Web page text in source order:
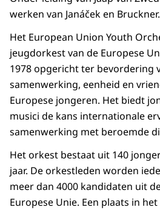
werken van Janáček en Bruckner.
Het European Union Youth
jeugdorkest van de Europese
1978 opgericht ter bevordering
samenwerking, eenheid en
Europese jongeren. Het biedt
musici de kans internationale
samenwerking met beroemde
Het orkest bestaat uit 140
jaar. De orkestleden worden
meer dan 4000 kandidaten uit
Europese Unie. Een plaats in